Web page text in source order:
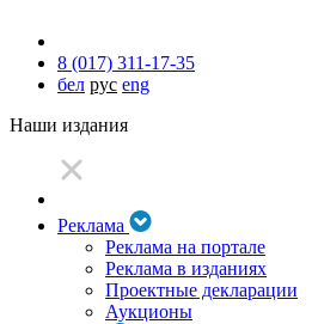
8 (017) 311-17-35
бел рус eng
Наши издания
Реклама
Реклама на портале
Реклама в изданиях
Проектные декларации
Аукционы